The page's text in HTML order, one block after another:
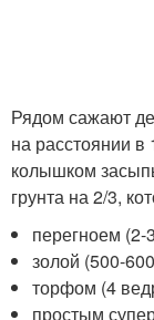
Рядом сажают
на расстоянии в
колышком
грунта на 2/3,
перегноем (2-
золой (500-
торфом (4
простым